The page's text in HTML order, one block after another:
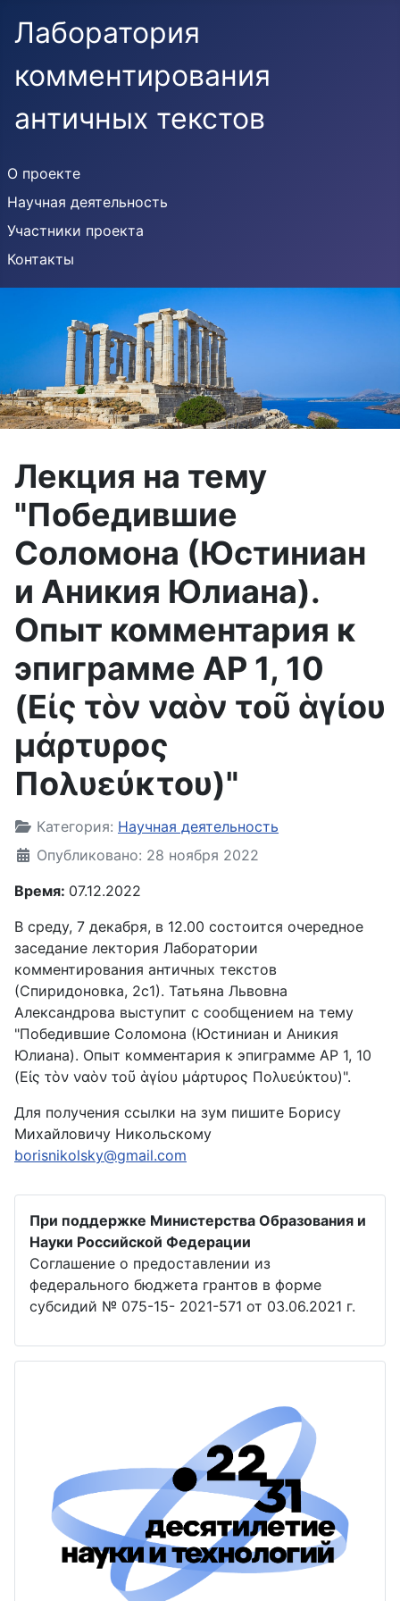
Лаборатория
комментирования
античных текстов
О проекте
Научная деятельность
Участники проекта
Контакты
Лекция на тему
"Победившие
Соломона (Юстиниан
и Аникия Юлиана).
Опыт комментария к
эпиграмме AP 1, 10
(Εἰς τὸν ναὸν τοῦ ἁγίου
μάρτυρος
Πολυεύκτου)"
Информация о материале
Категория: Научная деятельность
Опубликовано: 28 ноября 2022
Время: 07.12.2022
В среду, 7 декабря, в 12.00 состоится очередное
заседание лектория Лаборатории
комментирования античных текстов
(Спиридоновка, 2с1). Татьяна Львовна
Александрова выступит с сообщением на тему
"Победившие Соломона (Юстиниан и Аникия
Юлиана). Опыт комментария к эпиграмме AP 1, 10
(Εἰς τὸν ναὸν τοῦ ἁγίου μάρτυρος Πολυεύκτου)".
Для получения ссылки на зум пишите Борису
Михайловичу Никольскому
borisnikolsky@gmail.com
При поддержке Министерства Образования и
Науки Российской Федерации
Соглашение о предоставлении из
федерального бюджета грантов в форме
субсидий № 075-15- 2021-571 от 03.06.2021 г.